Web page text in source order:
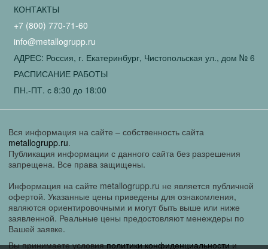
КОНТАКТЫ
+7 (800) 770-71-60
info@metallogrupp.ru
АДРЕС: Россия, г. Екатеринбург, Чистопольская ул., дом № 6
РАСПИСАНИЕ РАБОТЫ
ПН.-ПТ. с 8:30 до 18:00
Вся информация на сайте – собственность сайта
metallogrupp.ru.
Публикация информации с данного сайта без разрешения
запрещена. Все права защищены.
Информация на сайте metallogrupp.ru не является публичной
офертой. Указанные цены приведены для ознакомления,
являются ориентировочными и могут быть выше или ниже
заявленной. Реальные цены предостовляют менеждеры по
Вашей заявке.
Вы принимаете условияполитики конфиденциальностии